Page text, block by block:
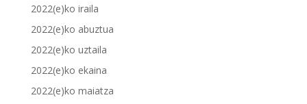
2022(e)ko iraila
2022(e)ko abuztua
2022(e)ko uztaila
2022(e)ko ekaina
2022(e)ko maiatza